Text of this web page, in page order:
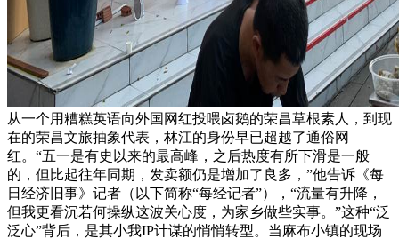
从一个用糟糕英语向外国网红投喂卤鹅的荣昌草根素人，到现
在的荣昌文旅抽象代表，林江的身份早已超越了通俗网
红。“五一是有史以来的最高峰，之后热度有所下滑是一般
的，但比起往年同期，发卖额仍是增加了良多，”他告诉《每
日经济旧事》记者（以下简称“每经记者”），“流量有升降，
但我更看沉若何操纵这波关心度，为家乡做些实事。”这种“泛
泛心”背后，是其小我IP计谋的悄悄转型。当麻布小镇的现场